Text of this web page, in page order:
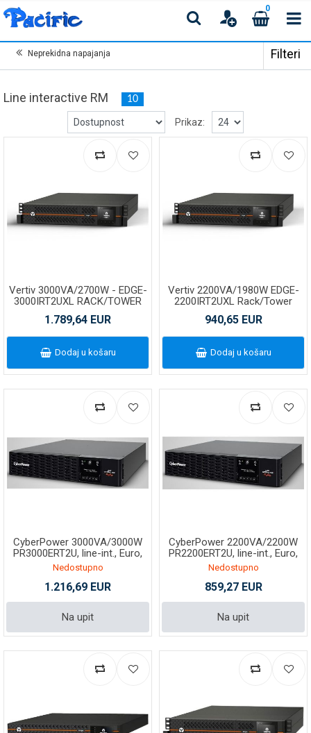
0
Neprekidna napajanja Filteri
Line interactive RM 10
Prikaz:
Vertiv 3000VA/2700W - EDGE-
3000IRT2UXL RACK/TOWER
1.789,64 EUR
Dodaj u košaru
Vertiv 2200VA/1980W EDGE-
2200IRT2UXL Rack/Tower
940,65 EUR
Dodaj u košaru
CyberPower 3000VA/3000W
PR3000ERT2U, line-int., Euro,
T/R
Nedostupno
1.216,69 EUR
Na upit
CyberPower 2200VA/2200W
PR2200ERT2U, line-int., Euro,
T/R
Nedostupno
859,27 EUR
Na upit